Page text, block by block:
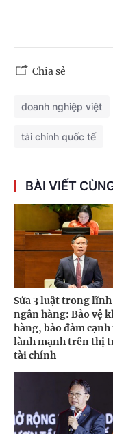
Chia sẻ
doanh nghiệp việt
tài chính quốc tế
BÀI VIẾT
Sửa 3 luật trong lĩnh
ngân hàng: Bảo vệ
hàng, bảo đảm
lành mạnh trên thị
tài chính